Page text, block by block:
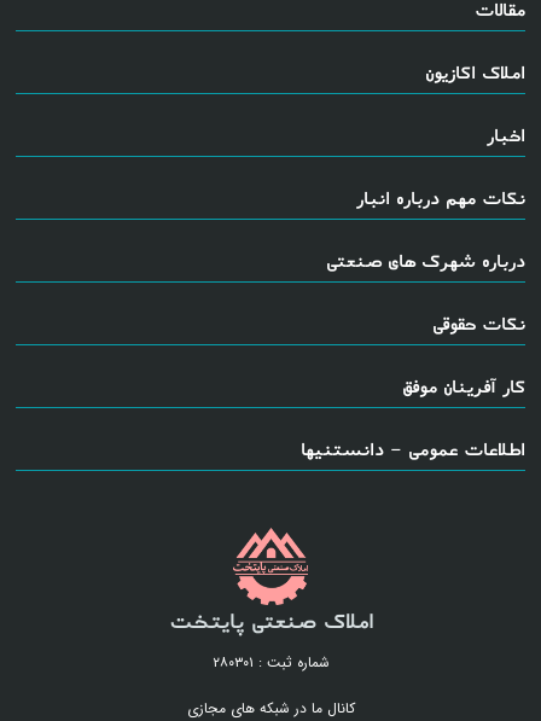
مقالات
املاک اکازیون
اخبار
نکات مهم درباره انبار
درباره شهرک های صنعتی
نکات حقوقی
کار آفرینان موفق
اطلاعات عمومی - دانستنیها
املاک صنعتی پایتخت
شماره ثبت : ۲۸۰۳۰۱
کانال ما در شبکه های مجازی